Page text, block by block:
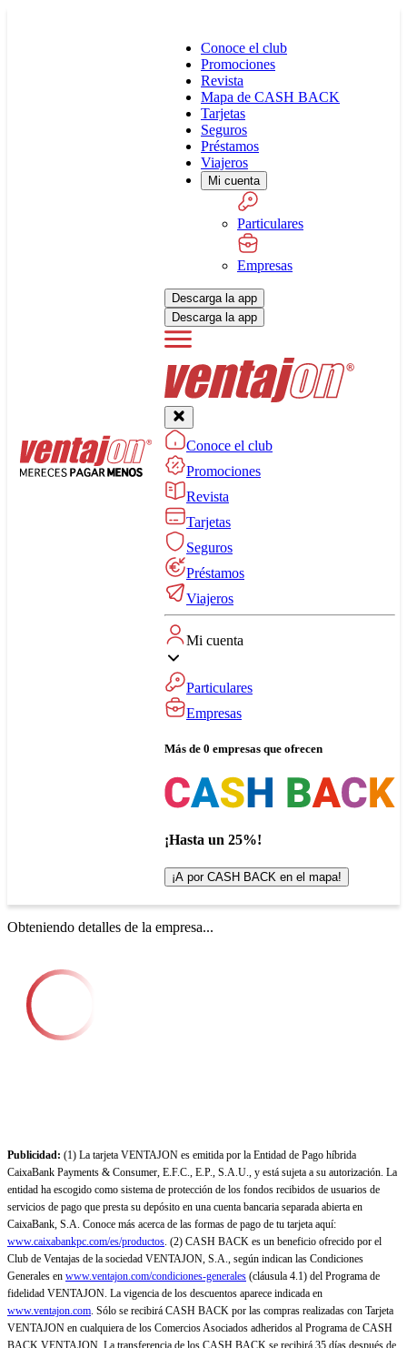
Conoce el club
Promociones
Revista
Mapa de CASH BACK
Tarjetas
Seguros
Préstamos
Viajeros
Mi cuenta
Particulares
Empresas
Descarga la app
Descarga la app
Conoce el club
Promociones
Revista
Tarjetas
Seguros
Préstamos
Viajeros
Mi cuenta
Particulares
Empresas
Más de 0 empresas que ofrecen
¡Hasta un 25%!
¡A por CASH BACK en el mapa!
Obteniendo detalles de la empresa...
Publicidad: (1) La tarjeta VENTAJON es emitida por la Entidad de Pago híbrida
CaixaBank Payments & Consumer, E.F.C., E.P., S.A.U., y está sujeta a su autorización. La
entidad ha escogido como sistema de protección de los fondos recibidos de usuarios de
servicios de pago que presta su depósito en una cuenta bancaria separada abierta en
CaixaBank, S.A. Conoce más acerca de las formas de pago de tu tarjeta aquí:
www.caixabankpc.com/es/productos. (2) CASH BACK es un beneficio ofrecido por el
Club de Ventajas de la sociedad VENTAJON, S.A., según indican las Condiciones
Generales en www.ventajon.com/condiciones-generales (cláusula 4.1) del Programa de
fidelidad VENTAJON. La vigencia de los descuentos aparece indicada en
www.ventajon.com. Sólo se recibirá CASH BACK por las compras realizadas con Tarjeta
VENTAJON en cualquiera de los Comercios Asociados adheridos al Programa de CASH
BACK VENTAJON. La transferencia de los CASH BACK se recibirá 35 días después de